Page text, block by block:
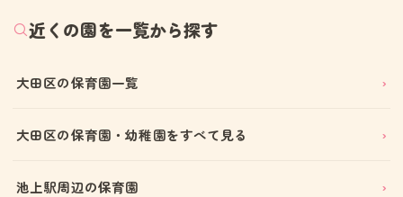
近くの園を一覧から探す
大田区の保育園一覧
大田区の保育園・幼稚園をすべて見る
池上駅周辺の保育園